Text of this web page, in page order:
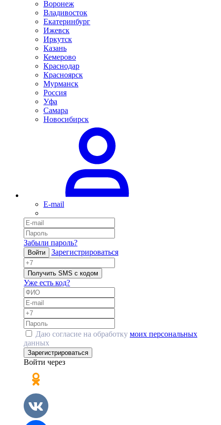
Воронеж
Владивосток
Екатеринбург
Ижевск
Иркутск
Казань
Кемерово
Краснодар
Красноярск
Мурманск
Россия
Уфа
Самара
Новосибирск
E-mail
Забыли пароль?
Войти Зарегистрироваться
Получить SMS с кодом
Уже есть код?
Даю согласие на обработку моих персональных
данных
Зарегистрироваться
Войти через